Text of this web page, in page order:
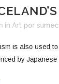
in Art por
is also used
by